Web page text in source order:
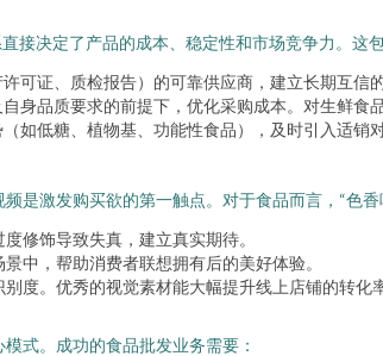
接决定了产品的成本、稳定性和市场竞争力。这包
可证、质检报告）的可靠供应商，建立长期互信
身品质要求的前提下，优化采购成本。对生鲜食
如低糖、植物基、功能性食品），及时引入适销
是激发购买欲的第一触点。对于食品而言，“色
修饰导致失真，建立真实期待。
中，帮助消费者联想拥有后的美好体验。
度。优秀的视觉素材能大幅提升线上店铺的转化
式。成功的食品批发业务需要：